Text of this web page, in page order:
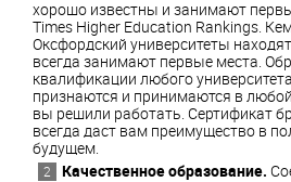
хорошо известны и занимают
Times Higher Education Rankings.
Оксфордский университеты
всегда занимают первые места.
квалификации любого
признаются и принимаются в
вы решили работать. Сертификат
всегда даст вам преимущество в
будущем.
Качественное образование.